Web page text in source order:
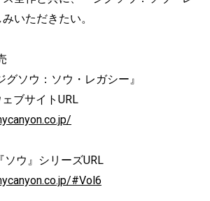
いただきたい。
グソウ：ソウ・レガシー』
ブサイトURL
ウ』シリーズURL
#Vol6